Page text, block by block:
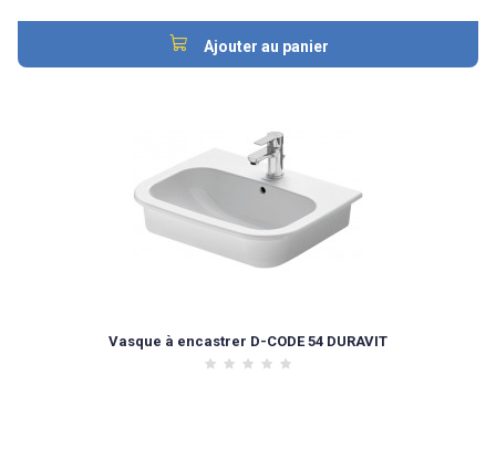
Ajouter au panier
Vasque à encastrer D-CODE 54 DURAVIT